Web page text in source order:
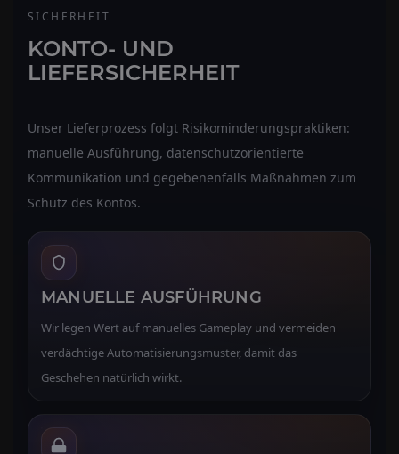
SICHERHEIT
KONTO- UND
LIEFERSICHERHEIT
Unser Lieferprozess folgt Risikominderungspraktiken:
manuelle Ausführung, datenschutzorientierte
Kommunikation und gegebenenfalls Maßnahmen zum
Schutz des Kontos.
MANUELLE AUSFÜHRUNG
Wir legen Wert auf manuelles Gameplay und vermeiden
verdächtige Automatisierungsmuster, damit das
Geschehen natürlich wirkt.